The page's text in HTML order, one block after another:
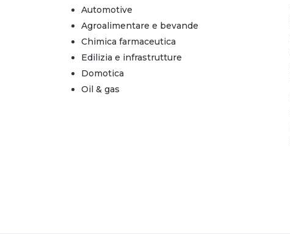
Automotive
Agroalimentare e bevande
Chimica farmaceutica
Edilizia e infrastrutture
Domotica
Oil & gas